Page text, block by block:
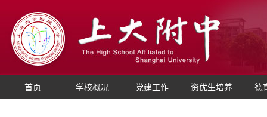
首页 学校概况 党建工作 资优生培养 德